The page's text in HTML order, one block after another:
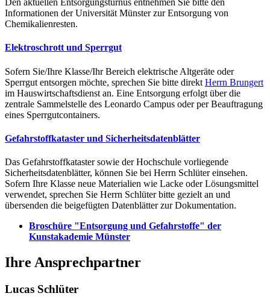
Den aktuellen Entsorgungsturnus entnehmen Sie bitte den
Informationen der Universität Münster zur Entsorgung von
Chemikalienresten.
Elektroschrott und Sperrgut
Sofern Sie/Ihre Klasse/Ihr Bereich elektrische Altgeräte oder
Sperrgut entsorgen möchte, sprechen Sie bitte direkt Herrn Brungert
im Hauswirtschaftsdienst an. Eine Entsorgung erfolgt über die
zentrale Sammelstelle des Leonardo Campus oder per Beauftragung
eines Sperrgutcontainers.
Gefahrstoffkataster und Sicherheitsdatenblätter
Das Gefahrstoffkataster sowie der Hochschule vorliegende
Sicherheitsdatenblätter, können Sie bei Herrn Schlüter einsehen.
Sofern Ihre Klasse neue Materialien wie Lacke oder Lösungsmittel
verwendet, sprechen Sie Herrn Schlüter bitte gezielt an und
übersenden die beigefügten Datenblätter zur Dokumentation.
Broschüre "Entsorgung und Gefahrstoffe" der
Kunstakademie Münster
Ihre Ansprechpartner
Lucas Schlüter